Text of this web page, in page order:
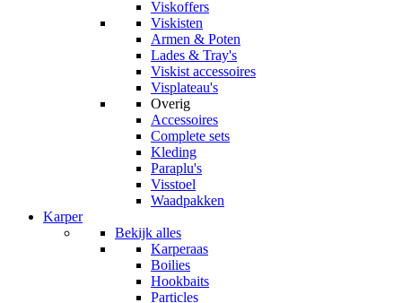
Viskoffers
Viskisten
Armen & Poten
Lades & Tray's
Viskist accessoires
Visplateau's
Overig
Accessoires
Complete sets
Kleding
Paraplu's
Visstoel
Waadpakken
Karper
Bekijk alles
Karperaas
Boilies
Hookbaits
Particles